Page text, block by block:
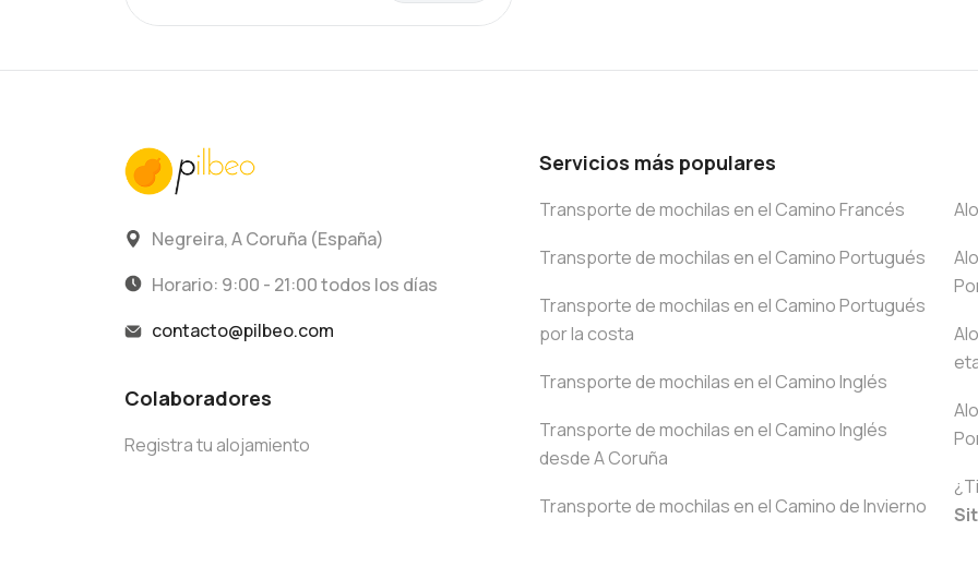
Negreira, A Coruña (España)
Horario: 9:00 - 21:00 todos los días
contacto@pilbeo.com
Colaboradores
Registra tu alojamiento
Servicios más populares
Transporte de mochilas en el Camino Francés
Transporte de mochilas en el Camino Portugués
Transporte de mochilas en el Camino Portugués
por la costa
Transporte de mochilas en el Camino Inglés
Transporte de mochilas en el Camino Inglés
desde A Coruña
Transporte de mochilas en el Camino de Invierno